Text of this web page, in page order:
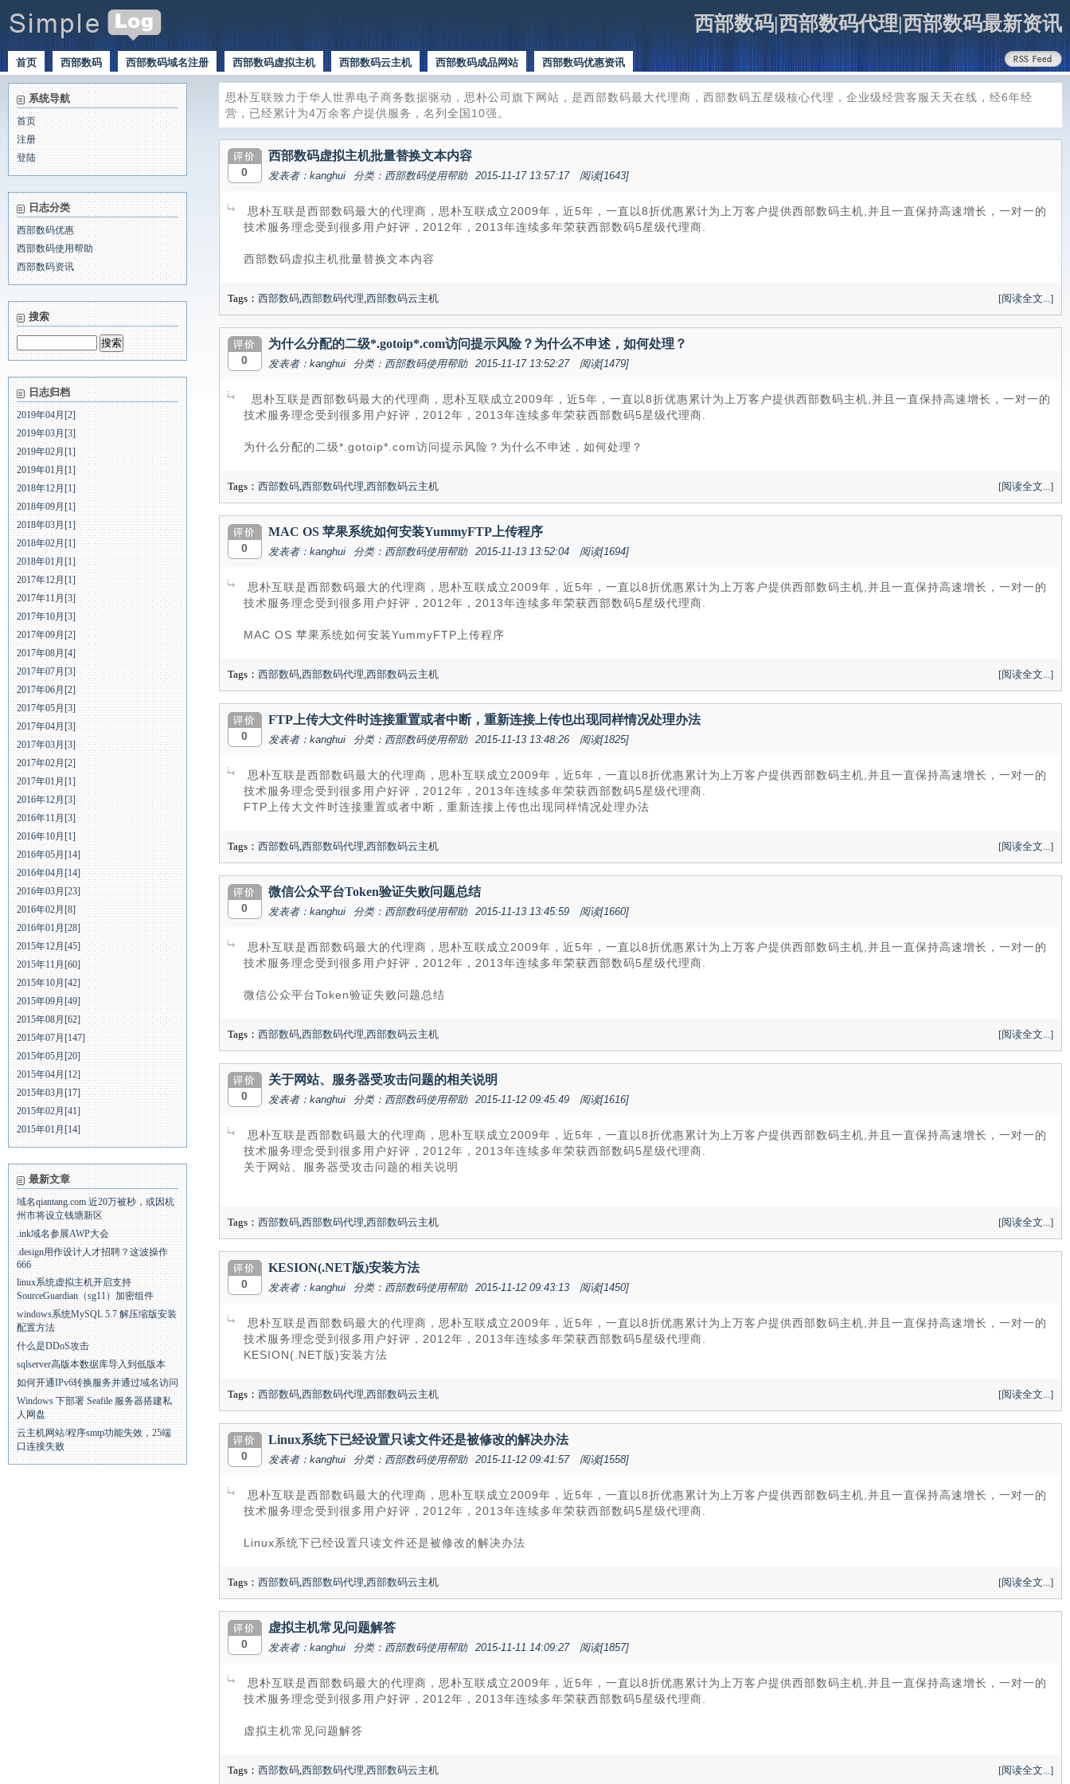
西部数码|西部数码代理|西部数码最新资讯
首页 西部数码 西部数码域名注册 西部数码虚拟主机 西部数码云主机 西部数码成品网站 西部数码优惠资讯
系统导航
首页
注册
登陆
日志分类
西部数码优惠
西部数码使用帮助
西部数码资讯
搜索
日志归档
2019年04月[2]
2019年03月[3]
2019年02月[1]
2019年01月[1]
2018年12月[1]
2018年09月[1]
2018年03月[1]
2018年02月[1]
2018年01月[1]
2017年12月[1]
2017年11月[3]
2017年10月[3]
2017年09月[2]
2017年08月[4]
2017年07月[3]
2017年06月[2]
2017年05月[3]
2017年04月[3]
2017年03月[3]
2017年02月[2]
2017年01月[1]
2016年12月[3]
2016年11月[3]
2016年10月[1]
2016年05月[14]
2016年04月[14]
2016年03月[23]
2016年02月[8]
2016年01月[28]
2015年12月[45]
2015年11月[60]
2015年10月[42]
2015年09月[49]
2015年08月[62]
2015年07月[147]
2015年05月[20]
2015年04月[12]
2015年03月[17]
2015年02月[41]
2015年01月[14]
最新文章
域名qiantang.com 近20万被秒，或因杭
州市将设立钱塘新区
.ink域名参展AWP大会
.design用作设计人才招聘？这波操作
666
linux系统虚拟主机开启支持
SourceGuardian（sg11）加密组件
windows系统MySQL 5.7 解压缩版安装
配置方法
什么是DDoS攻击
sqlserver高版本数据库导入到低版本
如何开通IPv6转换服务并通过域名访问
Windows 下部署 Seafile 服务器搭建私
人网盘
云主机网站/程序smtp功能失效，25端
口连接失败
思朴互联致力于华人世界电子商务数据驱动，思朴公司旗下网站，是西部数码最大代理商，西部数码五星级核心代理，企业级经营客服天天在线，经6年经
营，已经累计为4万余客户提供服务，名列全国10强。
0
西部数码虚拟主机批量替换文本内容
发表者：kanghui 分类：西部数码使用帮助 2015-11-17 13:57:17 阅读[1643]
思朴互联是西部数码最大的代理商，思朴互联成立2009年，近5年，一直以8折优惠累计为上万客户提供西部数码主机,并且一直保持高速增长，一对一的
技术服务理念受到很多用户好评，2012年，2013年连续多年荣获西部数码5星级代理商.
西部数码虚拟主机批量替换文本内容
Tags： 西部数码,西部数码代理,西部数码云主机 [阅读全文...]
0
为什么分配的二级*.gotoip*.com访问提示风险？为什么不申述，如何处理？
发表者：kanghui 分类：西部数码使用帮助 2015-11-17 13:52:27 阅读[1479]
思朴互联是西部数码最大的代理商，思朴互联成立2009年，近5年，一直以8折优惠累计为上万客户提供西部数码主机,并且一直保持高速增长，一对一的
技术服务理念受到很多用户好评，2012年，2013年连续多年荣获西部数码5星级代理商.
为什么分配的二级*.gotoip*.com访问提示风险？为什么不申述，如何处理？
Tags： 西部数码,西部数码代理,西部数码云主机 [阅读全文...]
0
MAC OS 苹果系统如何安装YummyFTP上传程序
发表者：kanghui 分类：西部数码使用帮助 2015-11-13 13:52:04 阅读[1694]
思朴互联是西部数码最大的代理商，思朴互联成立2009年，近5年，一直以8折优惠累计为上万客户提供西部数码主机,并且一直保持高速增长，一对一的
技术服务理念受到很多用户好评，2012年，2013年连续多年荣获西部数码5星级代理商.
MAC OS 苹果系统如何安装YummyFTP上传程序
Tags： 西部数码,西部数码代理,西部数码云主机 [阅读全文...]
0
FTP上传大文件时连接重置或者中断，重新连接上传也出现同样情况处理办法
发表者：kanghui 分类：西部数码使用帮助 2015-11-13 13:48:26 阅读[1825]
思朴互联是西部数码最大的代理商，思朴互联成立2009年，近5年，一直以8折优惠累计为上万客户提供西部数码主机,并且一直保持高速增长，一对一的
技术服务理念受到很多用户好评，2012年，2013年连续多年荣获西部数码5星级代理商.
FTP上传大文件时连接重置或者中断，重新连接上传也出现同样情况处理办法
Tags： 西部数码,西部数码代理,西部数码云主机 [阅读全文...]
0
微信公众平台Token验证失败问题总结
发表者：kanghui 分类：西部数码使用帮助 2015-11-13 13:45:59 阅读[1660]
思朴互联是西部数码最大的代理商，思朴互联成立2009年，近5年，一直以8折优惠累计为上万客户提供西部数码主机,并且一直保持高速增长，一对一的
技术服务理念受到很多用户好评，2012年，2013年连续多年荣获西部数码5星级代理商.
微信公众平台Token验证失败问题总结
Tags： 西部数码,西部数码代理,西部数码云主机 [阅读全文...]
0
关于网站、服务器受攻击问题的相关说明
发表者：kanghui 分类：西部数码使用帮助 2015-11-12 09:45:49 阅读[1616]
思朴互联是西部数码最大的代理商，思朴互联成立2009年，近5年，一直以8折优惠累计为上万客户提供西部数码主机,并且一直保持高速增长，一对一的
技术服务理念受到很多用户好评，2012年，2013年连续多年荣获西部数码5星级代理商.
关于网站、服务器受攻击问题的相关说明
Tags： 西部数码,西部数码代理,西部数码云主机 [阅读全文...]
0
KESION(.NET版)安装方法
发表者：kanghui 分类：西部数码使用帮助 2015-11-12 09:43:13 阅读[1450]
思朴互联是西部数码最大的代理商，思朴互联成立2009年，近5年，一直以8折优惠累计为上万客户提供西部数码主机,并且一直保持高速增长，一对一的
技术服务理念受到很多用户好评，2012年，2013年连续多年荣获西部数码5星级代理商.
KESION(.NET版)安装方法
Tags： 西部数码,西部数码代理,西部数码云主机 [阅读全文...]
0
Linux系统下已经设置只读文件还是被修改的解决办法
发表者：kanghui 分类：西部数码使用帮助 2015-11-12 09:41:57 阅读[1558]
思朴互联是西部数码最大的代理商，思朴互联成立2009年，近5年，一直以8折优惠累计为上万客户提供西部数码主机,并且一直保持高速增长，一对一的
技术服务理念受到很多用户好评，2012年，2013年连续多年荣获西部数码5星级代理商.
Linux系统下已经设置只读文件还是被修改的解决办法
Tags： 西部数码,西部数码代理,西部数码云主机 [阅读全文...]
0
虚拟主机常见问题解答
发表者：kanghui 分类：西部数码使用帮助 2015-11-11 14:09:27 阅读[1857]
思朴互联是西部数码最大的代理商，思朴互联成立2009年，近5年，一直以8折优惠累计为上万客户提供西部数码主机,并且一直保持高速增长，一对一的
技术服务理念受到很多用户好评，2012年，2013年连续多年荣获西部数码5星级代理商.
虚拟主机常见问题解答
Tags： 西部数码,西部数码代理,西部数码云主机 [阅读全文...]